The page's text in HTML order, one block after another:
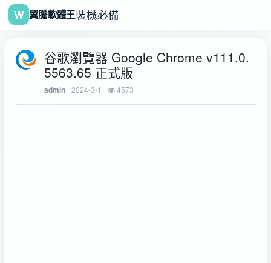
W 翼騰軟體王裝機必備
谷歌瀏覽器 Google Chrome v111.0.
5563.65 正式版
admin 2024-3-1 4573